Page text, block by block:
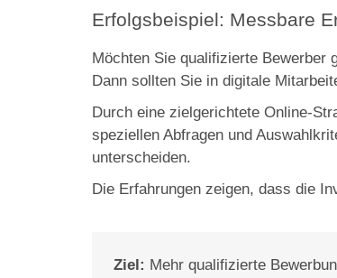
Erfolgsbeispiel: Messbare
Möchten Sie qualifizierte Bewerber
Dann sollten Sie in digitale
Durch eine zielgerichtete Online-
speziellen Abfragen und
unterscheiden.
Die Erfahrungen zeigen, dass die
Ziel: Mehr qualifizierte